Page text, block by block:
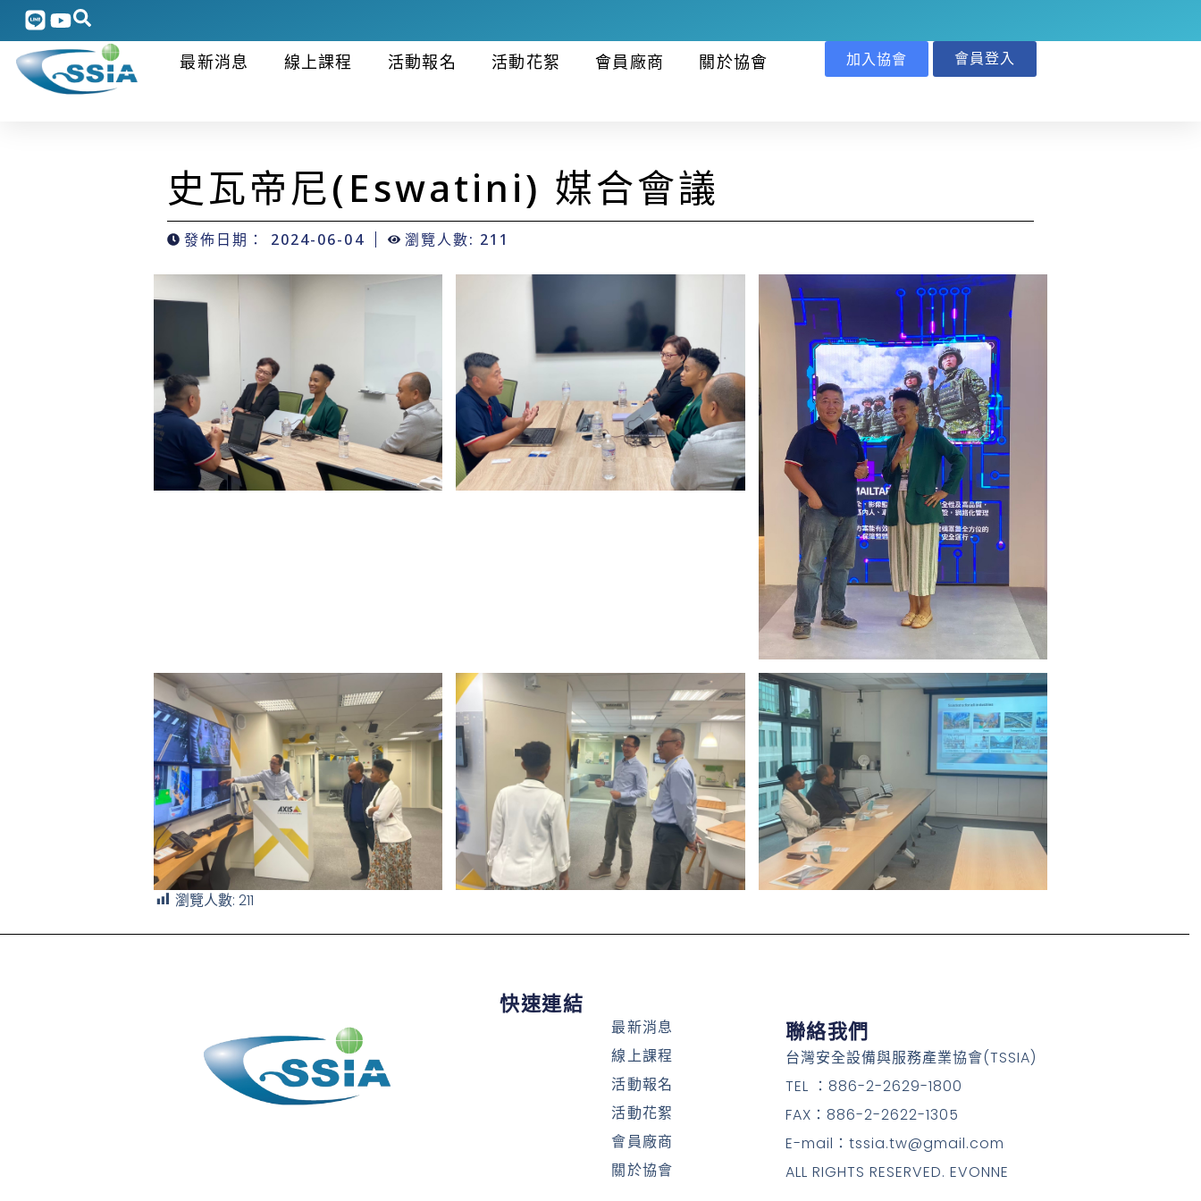
最新消息 線上課程 活動報名 活動花絮 會員廠商 關於協會 加入協會 會員登入
史瓦帝尼(Eswatini) 媒合會議
發佈日期： 2024-06-04 瀏覽人數: 211
瀏覽人數: 211
快速連結
最新消息
線上課程
活動報名
活動花絮
會員廠商
關於協會
聯絡我們
台灣安全設備與服務產業協會(TSSIA)
TEL ：886-2-2629-1800
FAX：886-2-2622-1305
E-mail：tssia.tw@gmail.com
ALL RIGHTS RESERVED. EVONNE